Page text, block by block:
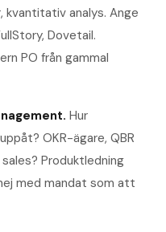
analys. Ange
Dovetail.
PO från gammal
. Hur
OKR-ägare, QBR
Produktledning
med mandat som att